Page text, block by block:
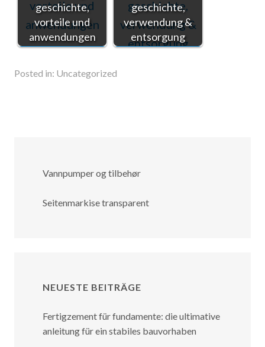
geschichte,
vorteile und
anwendungen
geschichte,
verwendung &
entsorgung
Posted in: Uncategorized
Vannpumper og tilbehør
Seitenmarkise transparent
NEUESTE BEITRÄGE
Fertigzement für fundamente: die ultimative
anleitung für ein stabiles bauvorhaben